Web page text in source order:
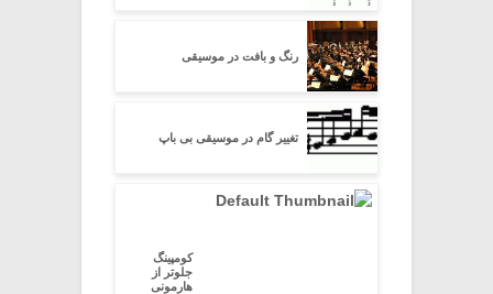
رنگ و بافت در موسیقی
تغییر گام در موسیقی بی باپ
کومپینگ
جلوتر از
هارمونی